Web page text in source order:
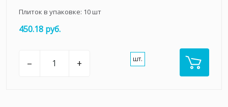
Плиток в упаковке: 10шт
450.18 руб.
– + шт.